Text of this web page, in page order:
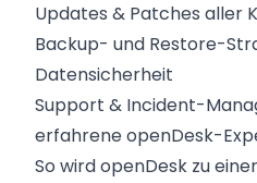
Updates & Patches aller
Backup- und Restore-
Datensicherheit
Support & Incident-
erfahrene openDesk-
So wird openDesk zu